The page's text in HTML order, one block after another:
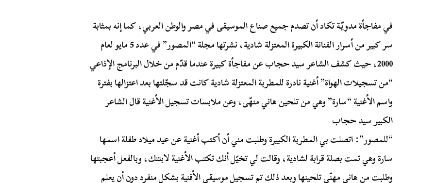
في مفاجأة مدويّة تكاد أن تصدم جميع صناع الموسيقى في مصر والوطن العربي، كما إنه بمثابة
سر كبير من أسرار الفنانة الكبيرة المعتزلة شادية، نشرتها مجلة “المصور” في عدد 5 مايو لعام
2000، حيث كشف الشاعر سيد حجاب عن مفاجأة كبيرة عندما قدّم من خلال البرنامج الإذاعي
“من تسجيلات الهواة” أغنية نادرة للمطربة المعتزلة شادية كانت قد سجّلتها بعد اعتزالها بفترة
واسم الأغنية “سارة” وهي من تلحين هاني منهّى، وعن ملابسات تسجيل الأغنية قال الشاعر
الكبيرسيد حجاب
“للمصور”: اتصلت بي المطربة الكبيرة وطلبت مني أن أكتب أغنية عن عيد ميلاد طفلة اسمها
سارة وهي تمت بصلة قرابة لشادية، وقالت لي تخيّل أنك تكتب الأغنية لابنتك، وبالفعل أعجبتها
وطلبت من هاني مهنّى تلحينها وبعد ذلك تم تسجيل موسيقى الأفنية بشكل منفرد دون أن يعلم